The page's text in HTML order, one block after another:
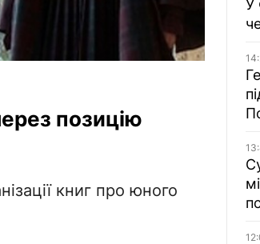
позицію
книг про юного
У